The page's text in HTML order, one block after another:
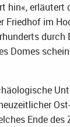
hin«, erläutert
Friedhof im
Domes
Ende